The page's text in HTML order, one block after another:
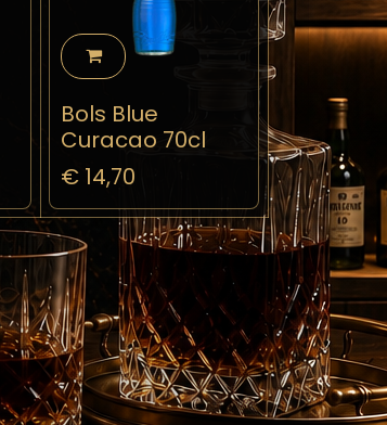
Bols Blue
Curacao 70cl
€ 14,70